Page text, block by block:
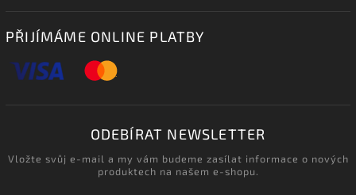
PŘIJÍMÁME ONLINE PLATBY
ODEBÍRAT NEWSLETTER
Vložte svůj e-mail a my vám budeme zasílat informace o nových
produktech na našem e-shopu.